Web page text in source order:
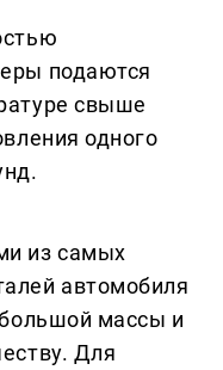
подаются
свыше
одного
из самых
автомобиля
массы и
Для